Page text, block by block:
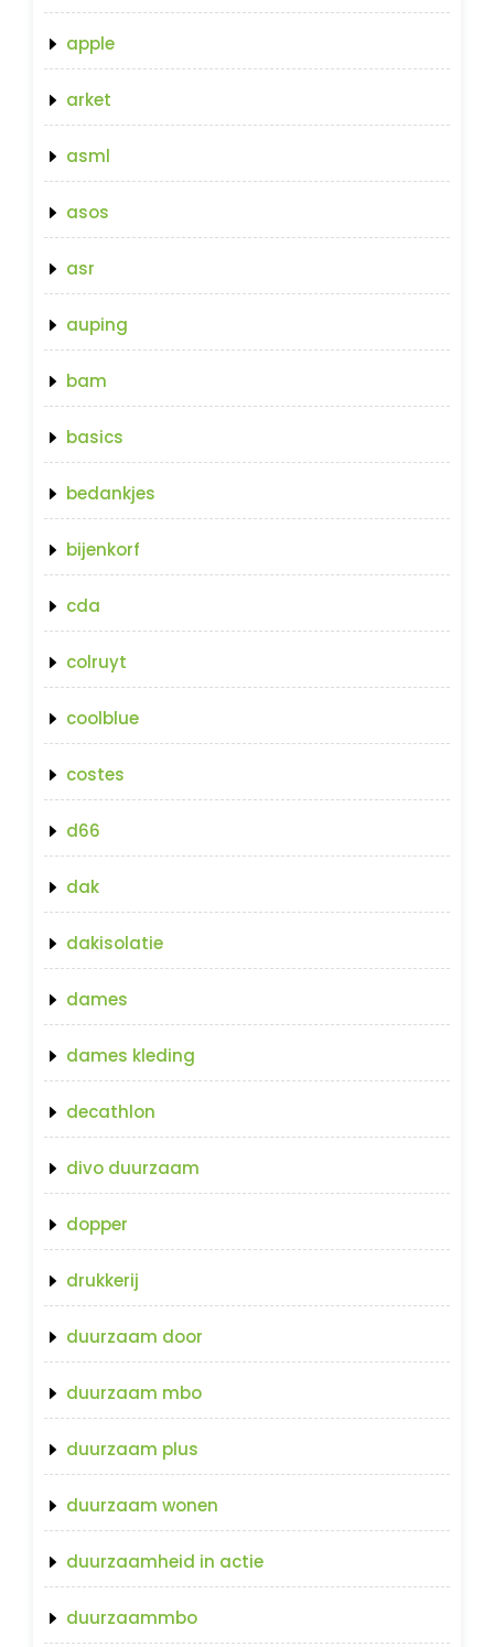
apple
arket
asml
asos
asr
auping
bam
basics
bedankjes
bijenkorf
cda
colruyt
coolblue
costes
d66
dak
dakisolatie
dames
dames kleding
decathlon
divo duurzaam
dopper
drukkerij
duurzaam door
duurzaam mbo
duurzaam plus
duurzaam wonen
duurzaamheid in actie
duurzaammbo